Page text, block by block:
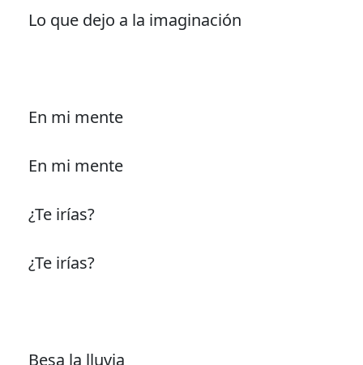
Lo que dejo a la imaginación
En mi mente
En mi mente
¿Te irías?
¿Te irías?
Besa la lluvia